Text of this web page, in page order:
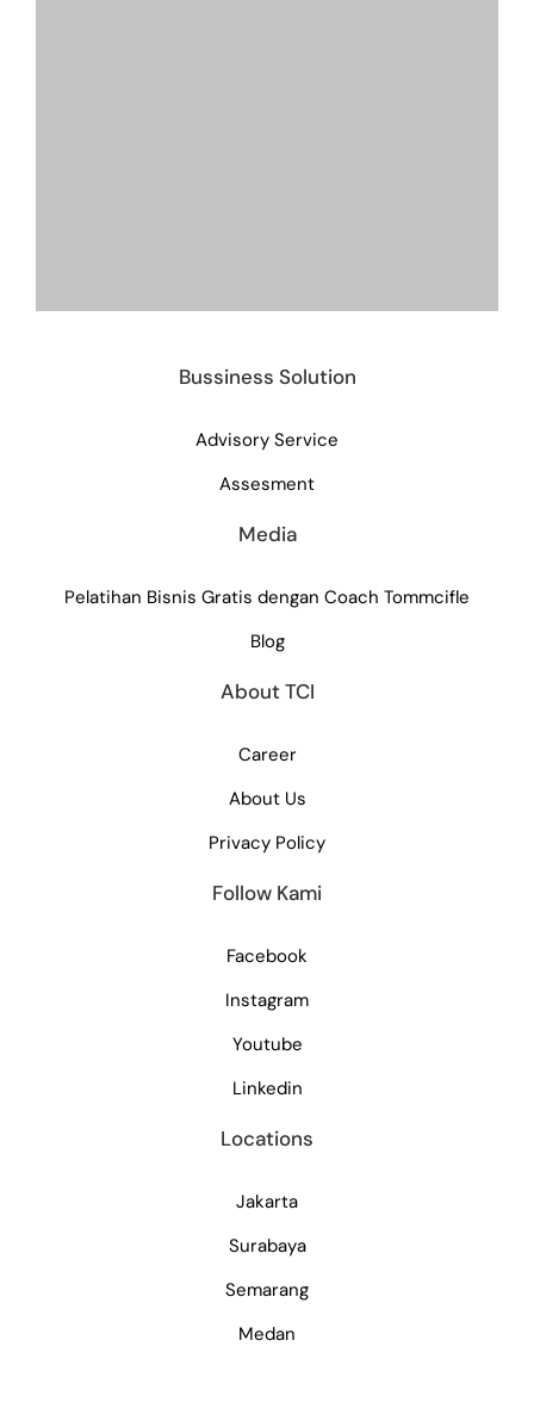
Bussiness Solution
Advisory Service
Assesment
Media
Pelatihan Bisnis Gratis dengan Coach Tommcifle
Blog
About TCI
Career
About Us
Privacy Policy
Follow Kami
Facebook
Instagram
Youtube
Linkedin
Locations
Jakarta
Surabaya
Semarang
Medan